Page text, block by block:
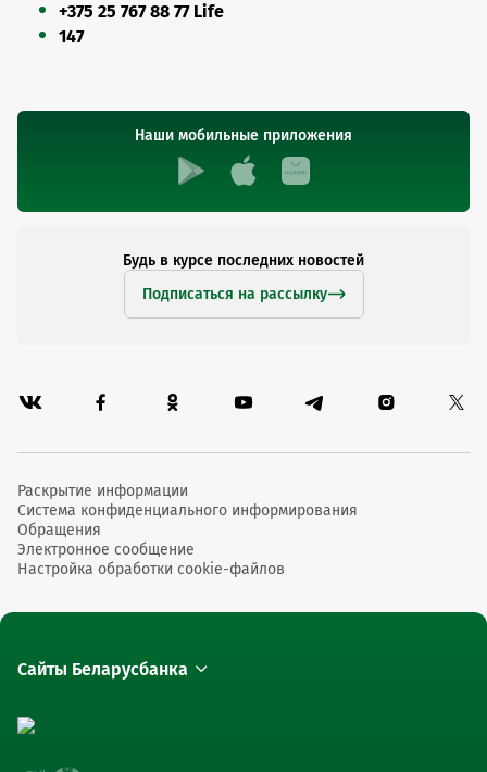
+375 25 767 88 77 Life
147
Наши мобильные приложения
Будь в курсе последних новостей
Подписаться на рассылку
Раскрытие информации
Система конфиденциального информирования
Обращения
Электронное сообщение
Настройка обработки cookie-файлов
Сайты Беларусбанка